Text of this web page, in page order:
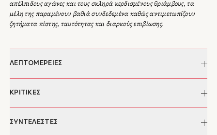
απέλπιδους αγώνες και τους σκληρά κερδισμένους θριάμβους, τα
μέλη της παραμένουν βαθιά συνδεδεμένα καθώς αντιμετωπίζουν
ζητήματα πίστης, ταυτότητας και διαρκούς επιβίωσης.
ΛΕΠΤΟΜΕΡΕΙΕΣ
Συγγραφέας:
Σχεδιασμός/
ΚΡΙΤΙΚΕΣ
"...Το μυθιστόρημα είναι ένας σκληρός ύμνος για τη ζωή που
ΣΥΝΤΕΛΕΣΤΕΣ